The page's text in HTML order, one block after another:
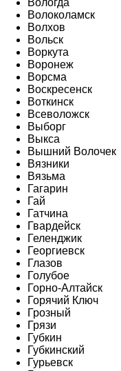
Вологда
Волоколамск
Волхов
Вольск
Воркута
Воронеж
Ворсма
Воскресенск
Воткинск
Всеволожск
Выборг
Выкса
Вышний Волочек
Вязники
Вязьма
Гагарин
Гай
Гатчина
Гвардейск
Геленджик
Георгиевск
Глазов
Голубое
Горно-Алтайск
Горячий Ключ
Грозный
Грязи
Губкин
Губкинский
Гурьевск